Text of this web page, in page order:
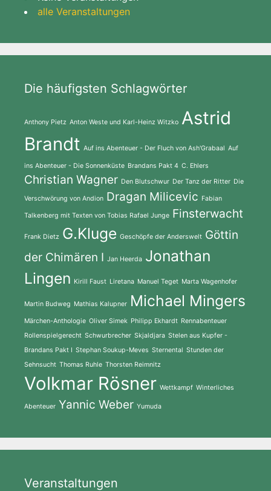
alle Veranstaltungen
Die häufigsten Schlagwörter
Anthony Pietz Anton Weste und Karl-Heinz Witzko Astrid
Brandt Auf ins Abenteuer - Der Fluch von Ash'Grabaal Auf
ins Abenteuer - Die Sonnenküste Brandans Pakt 4 C. Ehlers
Christian Wagner Den Blutschwur Der Tanz der Ritter Die
Verschwörung von Andion Dragan Milicevic Fabian
Talkenberg mit Texten von Tobias Rafael Junge Finsterwacht
Frank Dietz G.Kluge Geschöpfe der Anderswelt Göttin
der Chimären I Jan Heerda Jonathan
Lingen Kirill Faust Liretana Manuel Teget Marta Wagenhofer
Martin Budweg Mathias Kalupner Michael Mingers
Märchen-Anthologie Oliver Simek Philipp Ekhardt Rennabenteuer
Rollenspielgerecht Schwurbrecher Skjaldjara Stelen aus Kupfer -
Brandans Pakt I Stephan Soukup-Meves Sternental Stunden der
Sehnsucht Thomas Ruhle Thorsten Reimnitz
Volkmar Rösner Wettkampf Winterliches
Abenteuer Yannic Weber Yumuda
Veranstaltungen